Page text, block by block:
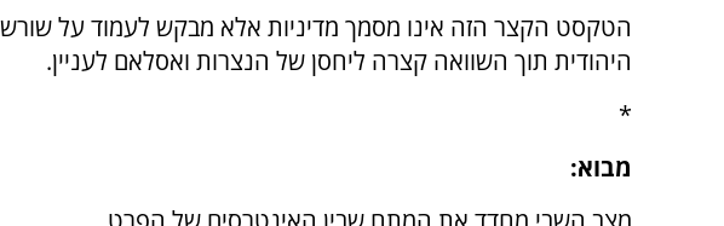
הטקסט הקצר הזה אינו מסמך מדיניות אלא מבקש לעמוד על
היהודית תוך השוואה קצרה ליחסן של הנצרות ואסלאם לעניין.
*
מבוא: